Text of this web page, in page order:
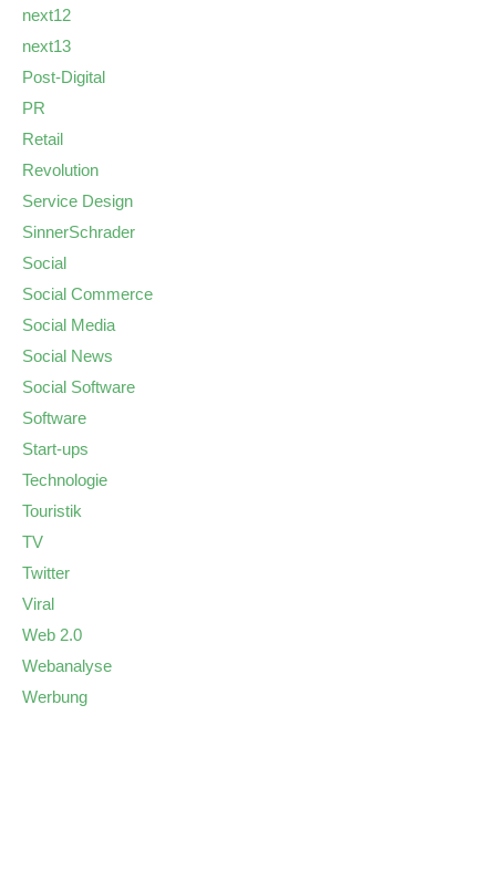
next12
next13
Post-Digital
PR
Retail
Revolution
Service Design
SinnerSchrader
Social
Social Commerce
Social Media
Social News
Social Software
Software
Start-ups
Technologie
Touristik
TV
Twitter
Viral
Web 2.0
Webanalyse
Werbung